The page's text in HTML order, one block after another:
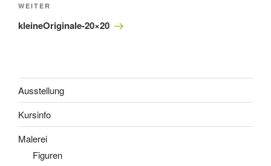
Nächster
Beitrag
WEITER
kleineOriginale-20×20
Ausstellung
Kursinfo
Malerei
Figuren